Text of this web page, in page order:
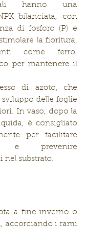
hanno una
bilanciata, con
di fosforo (P) e
la fioritura,
come ferro,
per mantenere il
di azoto, che
delle foglie
In vaso, dopo la
è consigliato
per facilitare
e prevenire
nel substrato.
a fine inverno o
accorciando i rami